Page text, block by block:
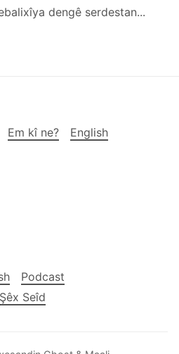
dengê serdestan...
Em kî ne?
English
Podcast
Şêx Seîd